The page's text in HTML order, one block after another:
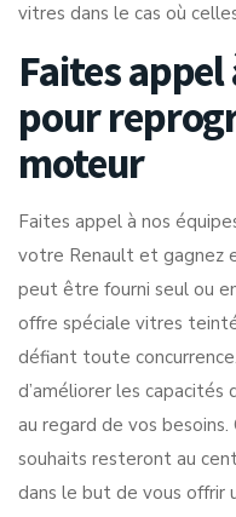
vitres dans le cas où
Faites
pour
moteur
Faites appel à nos
votre Renault et gagnez
peut être fourni seul ou
offre spéciale vitres
défiant toute
d’améliorer les capacités
au regard de vos
souhaits resteront au
dans le but de vous offrir